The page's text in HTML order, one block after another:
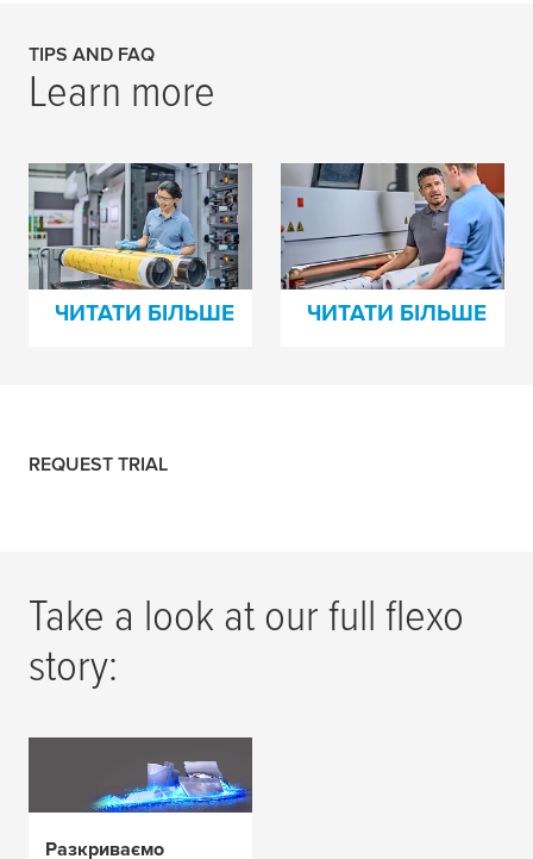
TIPS AND FAQ
Learn more
Швидкі поради, щоб
запобігти
неприємностям
ЧИТАТИ БІЛЬШЕ
Часті запитання
щодо монтажу
флексопластин
ЧИТАТИ БІЛЬШЕ
REQUEST TRIAL
Take a look at our full flexo
story:
Разкриваємо